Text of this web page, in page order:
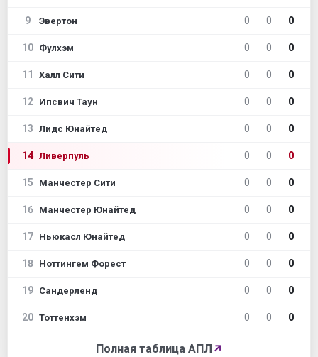
9 Эвертон 0 0 0
10 Фулхэм 0 0 0
11 Халл Сити 0 0 0
12 Ипсвич Таун 0 0 0
13 Лидс Юнайтед 0 0 0
14 Ливерпуль 0 0 0
15 Манчестер Сити 0 0 0
16 Манчестер Юнайтед 0 0 0
17 Ньюкасл Юнайтед 0 0 0
18 Ноттингем Форест 0 0 0
19 Сандерленд 0 0 0
20 Тоттенхэм 0 0 0
Полная таблица АПЛ ↗